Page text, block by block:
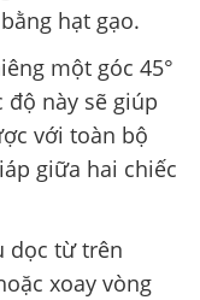
hạt gạo.
một góc 45°
độ này sẽ giúp
với toàn bộ
giữa hai chiếc
dọc từ trên
xoay vòng